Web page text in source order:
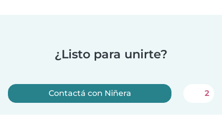
¿Listo para unirte?
Contactá con Niñera 2